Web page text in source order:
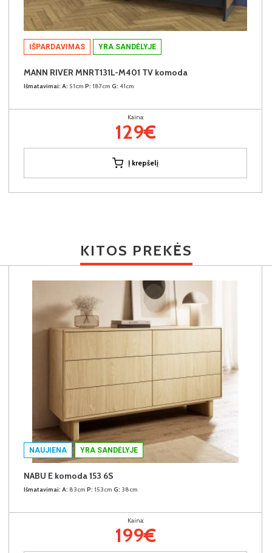
IŠPARDAVIMAS YRA SANDĖLYJE
MANN RIVER MNRT131L-M401 TV komoda
Išmatavimai: A: 51cm P: 187cm G: 41cm
Kaina:
129€
Į krepšelį
KITOS PREKĖS
NAUJIENA YRA SANDĖLYJE
NABU E komoda 153 6S
Išmatavimai: A: 83cm P: 153cm G: 38cm
Kaina:
199€